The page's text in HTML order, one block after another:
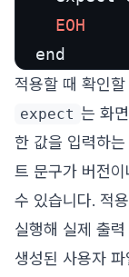
EOH
  end
적용할 때 확인할
expect 는 화
한 값을 입력하
트 문구가 버전
수 있습니다. 적
실행해 실제 출
생성된 사용자